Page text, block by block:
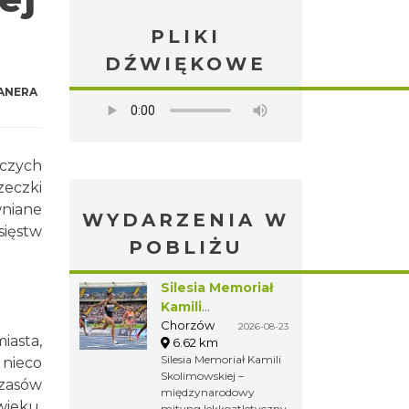
PLIKI
DŹWIĘKOWE
WYDARZENIA W
POBLIŻU
Silesia Memoriał
Kamili
Skolimowskiej
Chorzów 2026-08-23
6.62 km
Silesia Memoriał Kamili
Skolimowskiej –
międzynarodowy